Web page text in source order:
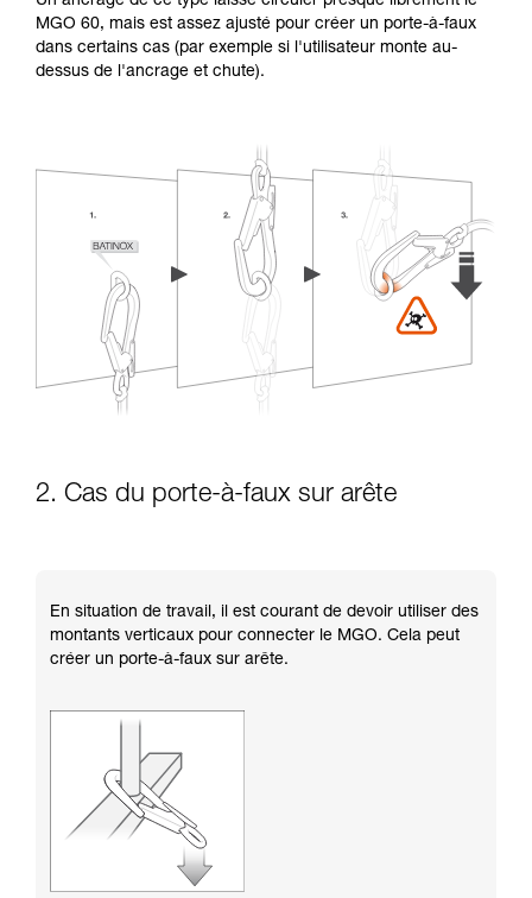
MGO 60, mais est assez ajusté pour créer un porte-à-faux
dans certains cas (par exemple si l'utilisateur monte au-
dessus de l'ancrage et chute).
2. Cas du porte-à-faux sur arête
En situation de travail, il est courant de devoir utiliser des
montants verticaux pour connecter le MGO. Cela peut
créer un porte-à-faux sur arête.